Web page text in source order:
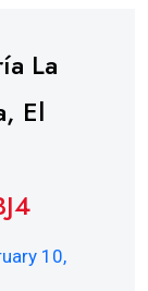
La
El
10,